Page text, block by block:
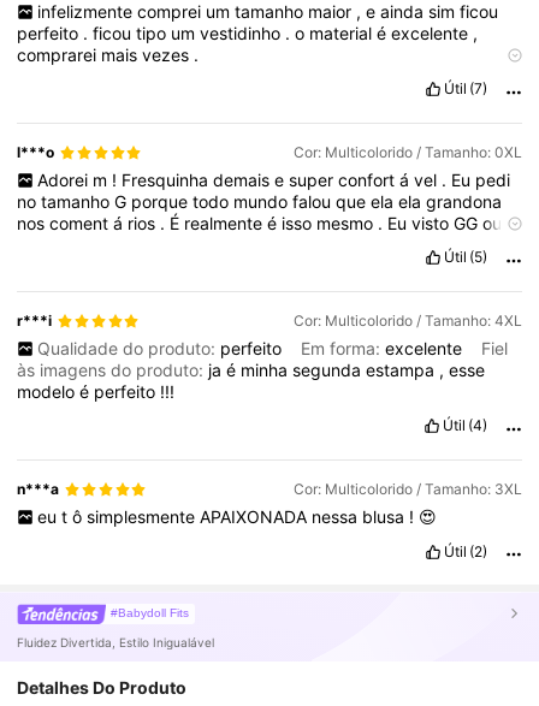
infelizmente comprei um tamanho maior , e ainda sim ficou
perfeito .ficoutipo umvestidinho .o materialéexcelente ,
comprarei maisvezes .
Fiel às imagens do
Útil (7)
l***o Cor: Multicolorido / Tamanho: 0XL
Adorei m ! Fresquinha demais e super confort á vel . Eu pedi
notamanhoG porquetodo mundofalouqueelaelagrandona
noscomentá rios . É realmenteé isso mesmo . EuvistoGGou
Útil (5)
r***i Cor: Multicolorido / Tamanho: 4XL
Qualidade do produto: perfeito Em forma: excelente
Fiel
às imagens do produto: jaé minhasegundaestampa ,esse
modeloé perfeito !!!
Útil (4)
n***a Cor: Multicolorido / Tamanho: 3XL
eu t ô simplesmente APAIXONADA nessa blusa ! 😍
Útil (2)
#Babydoll Fits
Fluidez Divertida, Estilo Inigualável
Detalhes Do Produto